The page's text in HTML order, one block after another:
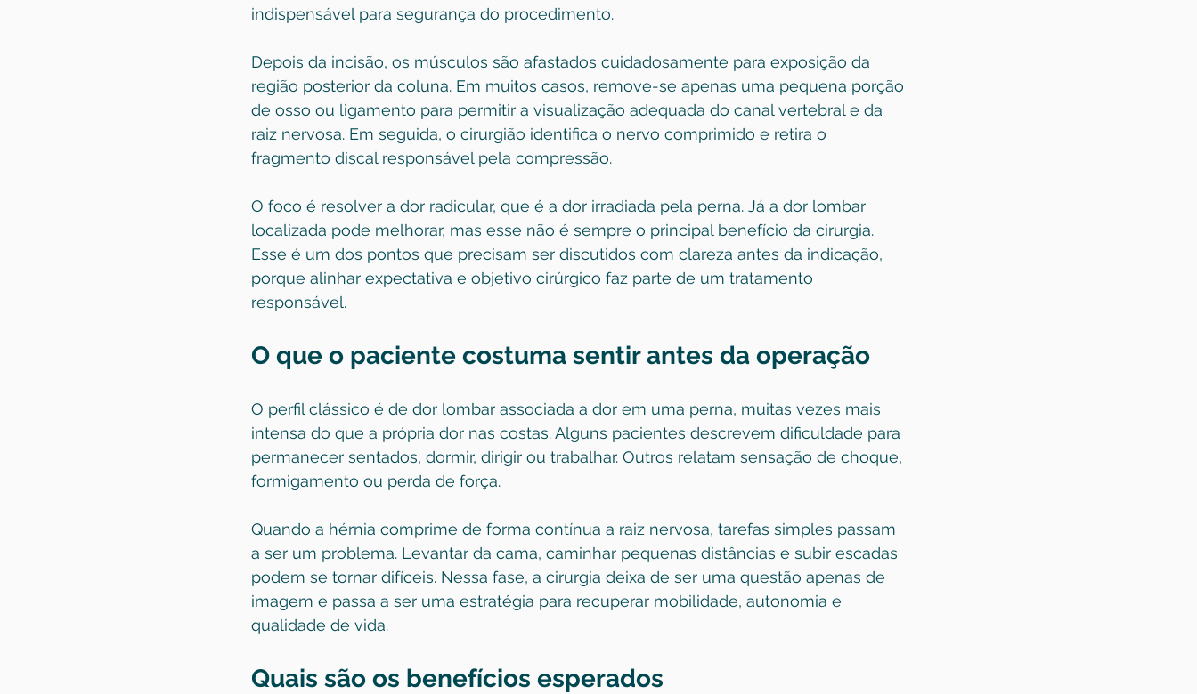
indispensável para segurança do procedimento.
Depois da incisão, os músculos são afastados cuidadosamente para exposição da
região posterior da coluna. Em muitos casos, remove-se apenas uma pequena porção
de osso ou ligamento para permitir a visualização adequada do canal vertebral e da
raiz nervosa. Em seguida, o cirurgião identifica o nervo comprimido e retira o
fragmento discal responsável pela compressão.
O foco é resolver a dor radicular, que é a dor irradiada pela perna. Já a dor lombar
localizada pode melhorar, mas esse não é sempre o principal benefício da cirurgia.
Esse é um dos pontos que precisam ser discutidos com clareza antes da indicação,
porque alinhar expectativa e objetivo cirúrgico faz parte de um tratamento
responsável.
O que o paciente costuma sentir antes da operação
O perfil clássico é de dor lombar associada a dor em uma perna, muitas vezes mais
intensa do que a própria dor nas costas. Alguns pacientes descrevem dificuldade para
permanecer sentados, dormir, dirigir ou trabalhar. Outros relatam sensação de choque,
formigamento ou perda de força.
Quando a hérnia comprime de forma contínua a raiz nervosa, tarefas simples passam
a ser um problema. Levantar da cama, caminhar pequenas distâncias e subir escadas
podem se tornar difíceis. Nessa fase, a cirurgia deixa de ser uma questão apenas de
imagem e passa a ser uma estratégia para recuperar mobilidade, autonomia e
qualidade de vida.
Quais são os benefícios esperados